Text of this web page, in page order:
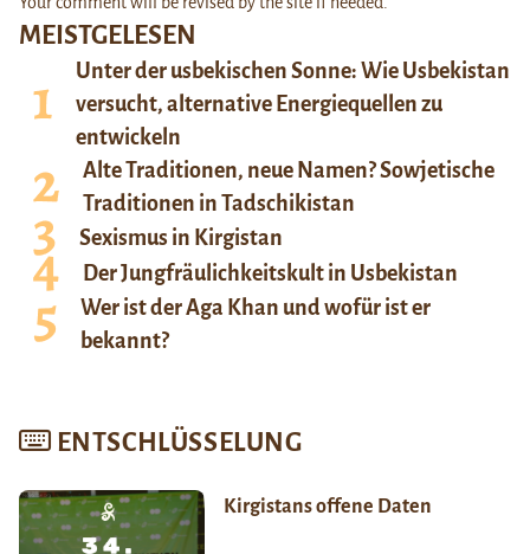
MEISTGELESEN
Unter der usbekischen Sonne: Wie Usbekistan
versucht, alternative Energiequellen zu
entwickeln
Alte Traditionen, neue Namen? Sowjetische
Traditionen in Tadschikistan
Sexismus in Kirgistan
Der Jungfräulichkeitskult in Usbekistan
Wer ist der Aga Khan und wofür ist er
bekannt?
ENTSCHLÜSSELUNG
Kirgistans offene Daten